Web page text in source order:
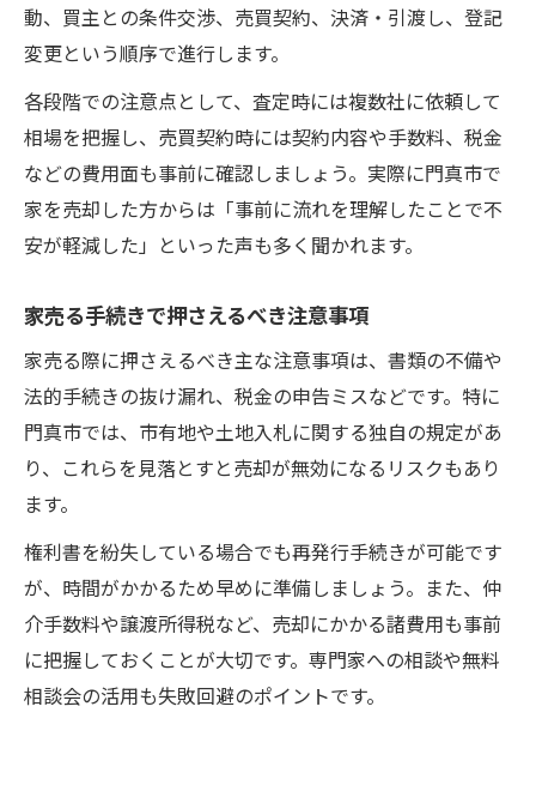
動、買主との条件交渉、売買契約、決済・引渡し、登記
変更という順序で進行します。
各段階での注意点として、査定時には複数社に依頼して
相場を把握し、売買契約時には契約内容や手数料、税金
などの費用面も事前に確認しましょう。実際に門真市で
家を売却した方からは「事前に流れを理解したことで不
安が軽減した」といった声も多く聞かれます。
家売る手続きで押さえるべき注意事項
家売る際に押さえるべき主な注意事項は、書類の不備や
法的手続きの抜け漏れ、税金の申告ミスなどです。特に
門真市では、市有地や土地入札に関する独自の規定があ
り、これらを見落とすと売却が無効になるリスクもあり
ます。
権利書を紛失している場合でも再発行手続きが可能です
が、時間がかかるため早めに準備しましょう。また、仲
介手数料や譲渡所得税など、売却にかかる諸費用も事前
に把握しておくことが大切です。専門家への相談や無料
相談会の活用も失敗回避のポイントです。